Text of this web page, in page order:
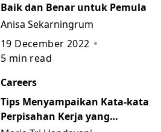
Baik dan Benar untuk Pemula
Anisa Sekarningrum
19 December 2022
5 min read
Careers
Tips Menyampaikan Kata-kata
Perpisahan Kerja yang